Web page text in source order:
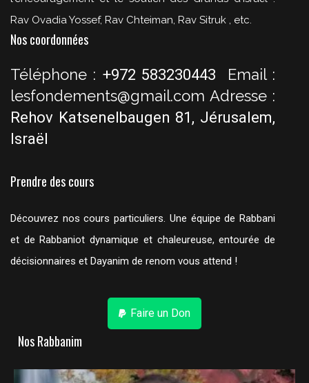
Rav Ovadia Yossef, Rav Chteiman, Rav Sitruk , etc.
Nos coordonnées
Téléphone : +972 583230443 Email :
lesfondements@gmail.com Adresse :
Rehov Katsenelbaugen 81, Jérusalem,
Israël
Prendre des cours
Découvrez nos cours particuliers. Une équipe de Rabbani
et de Rabbaniot dynamique et chaleureuse, entourée de
décisionnaires et Dayanim de renom vous attend !
Faire un Don
Nos Rabbanim